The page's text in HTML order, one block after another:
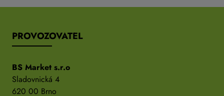
PROVOZOVATEL
BS Market s.r.o
Sladovnická 4
620 00 Brno